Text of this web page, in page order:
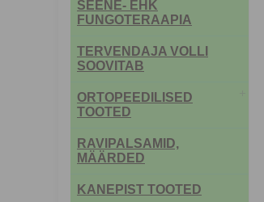
SEENE- EHK
FUNGOTERAAPIA
TERVENDAJA VOLLI
SOOVITAB
ORTOPEEDILISED
TOOTED
RAVIPALSAMID,
MÄÄRDED
KANEPIST TOOTED